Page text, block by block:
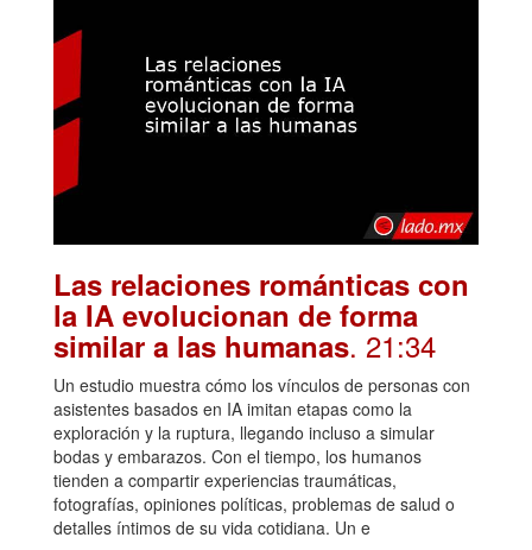
Las relaciones románticas con
la IA evolucionan de forma
similar a las humanas. 21:34
Un estudio muestra cómo los vínculos de personas con
asistentes basados en IA imitan etapas como la
exploración y la ruptura, llegando incluso a simular
bodas y embarazos. Con el tiempo, los humanos
tienden a compartir experiencias traumáticas,
fotografías, opiniones políticas, problemas de salud o
detalles íntimos de su vida cotidiana. Un e